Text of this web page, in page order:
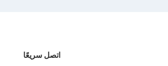
اتصل سريعًا